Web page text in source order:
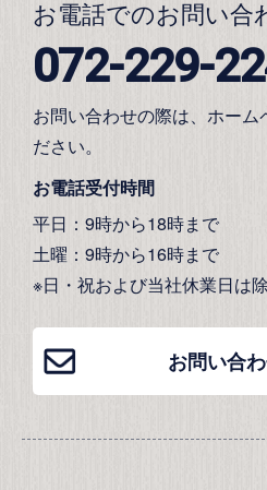
お電話でのお問い合
072-229-
お問い合わせの際は、ホーム
ださい。
お電話受付時間
平日：9時から18時まで
土曜：9時から16時まで
※日・祝および当社休業日は
お問い合